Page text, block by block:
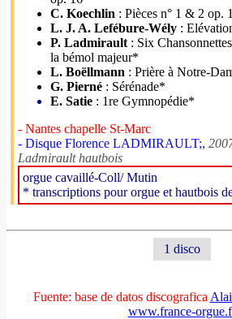
C. Koechlin : Pièces n° 1 & 2 op.
L. J. A. Lefébure-Wély :
P. Ladmirault : Six
la bémol majeur*
L. Boëllmann : Prière à Notre-
G. Pierné : Sérénade*
E. Satie : 1re Gymnopédie*
- Nantes chapelle St-Marc
- Disque Florence LADMIRAULT;,
Ladmirault hautbois
orgue cavaillé-Coll/ Mutin
* transcriptions pour orgue et hautbois
1 disco
Fuente: base de datos discografica
www.france-